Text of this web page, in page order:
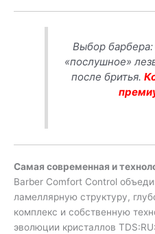
Выбор
«послушное»
после бритья.
Самая современная и
Barber Comfort Control
ламеллярную структуру,
комплекс и собственную
эволюции кристаллов